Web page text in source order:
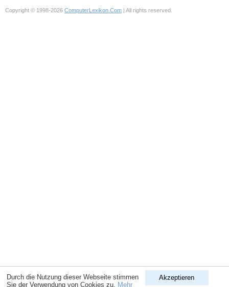
Akzeptieren
Durch die Nutzung dieser Webseite stimmen
Sie der Verwendung von Cookies zu. Mehr
Copyright © 1998-2026 ComputerLexikon.Com | All rights reserved.